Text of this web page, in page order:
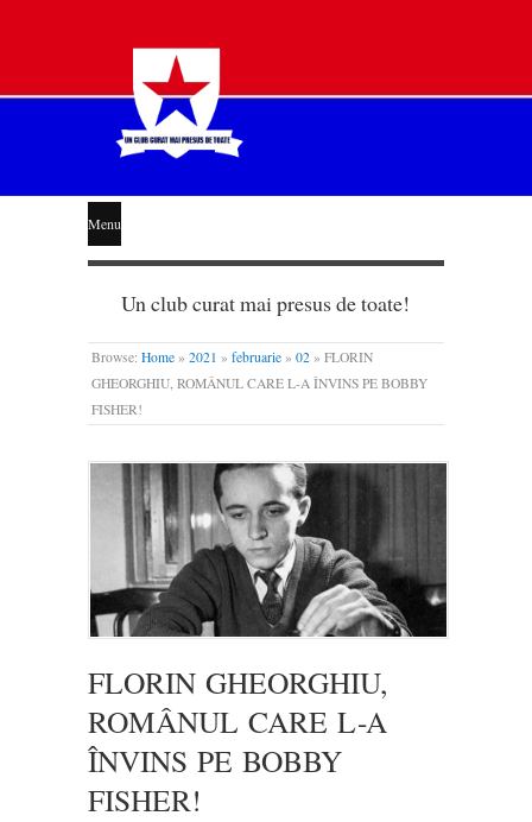
STEAUA
LIBERĂ
Menu
Un club curat mai presus de toate!
Browse: Home » 2021 » februarie » 02 » FLORIN
GHEORGHIU, ROMÂNUL CARE L-A ÎNVINS PE BOBBY
FISHER!
FLORIN GHEORGHIU,
ROMÂNUL CARE L-A
ÎNVINS PE BOBBY
FISHER!